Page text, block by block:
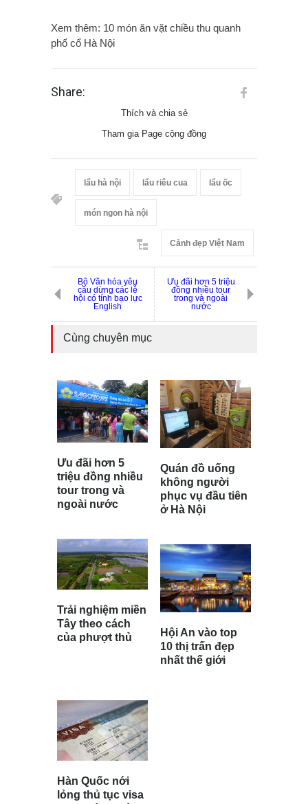
Xem thêm: 10 món ăn vặt chiều thu quanh
phố cổ Hà Nội
Share:
Thích và chia sẻ
Tham gia Page cộng đồng
lẩu hà nội lẩu riêu cua lẩu ốc
món ngon hà nội
Cảnh đẹp Việt Nam
Bộ Văn hóa yêu
cầu dừng các lễ
hội có tính bạo lực
English
Ưu đãi hơn 5 triệu
đồng nhiều tour
trong và ngoài
nước
Cùng chuyên mục
Ưu đãi hơn 5
triệu đồng nhiều
tour trong và
ngoài nước
Trải nghiệm miền
Tây theo cách
của phượt thủ
Quán đồ uống
không người
phục vụ đầu tiên
ở Hà Nội
Hội An vào top
10 thị trấn đẹp
nhất thế giới
Hàn Quốc nới
lỏng thủ tục visa